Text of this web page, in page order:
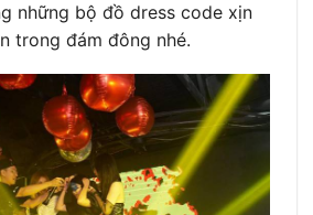
những bộ đồ dress code xịn
trong đám đông nhé.